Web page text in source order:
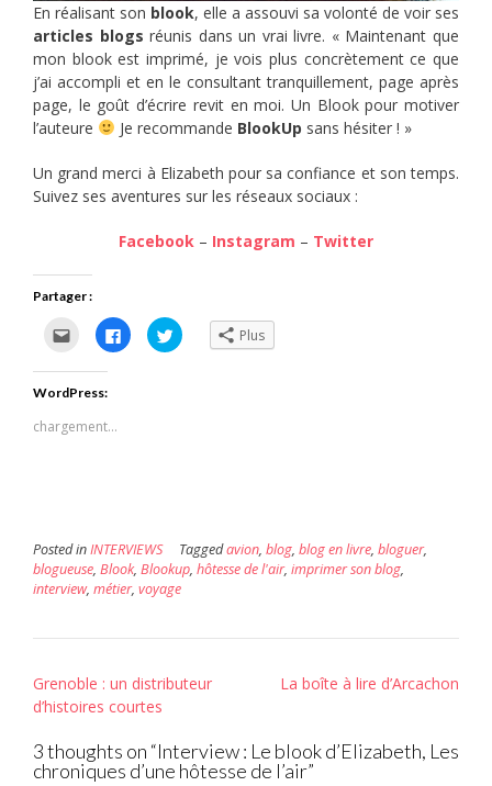
En réalisant son blook, elle a assouvi sa volonté de voir ses
articles blogs réunis dans un vrai livre. « Maintenant que
mon blook est imprimé, je vois plus concrètement ce que
j’ai accompli et en le consultant tranquillement, page après
page, le goût d’écrire revit en moi. Un Blook pour motiver
l’auteure
Je recommande BlookUp sans hésiter ! »
Un grand merci à Elizabeth pour sa confiance et son temps.
Suivez ses aventures sur les réseaux sociaux :
Facebook – Instagram – Twitter
Partager :
Cliquez
pour
envoyer
par
mail
un
ami(ouvre
Cliquez
pour
partager
Cliquez
pour Plus
WordPress:
chargement…
Posted inINTERVIEWS Taggedavion, blog, blog en livre, bloguer,
blogueuse, Blook, Blookup, hôtesse de l'air, imprimer son blog,
interview, métier, voyage
Post
navigation
Grenoble : un distributeur
d’histoires courtes
La boîte à lire d’Arcachon
3 thoughts on “Interview : Le blook d’Elizabeth, Les
chroniques d’une hôtesse de l’air”